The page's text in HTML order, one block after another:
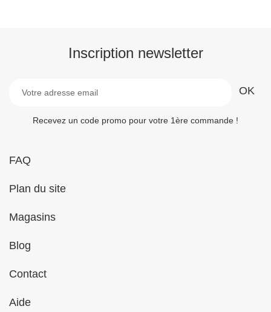
Inscription newsletter
Recevez un code promo pour votre 1ère commande !
FAQ
Plan du site
Magasins
Blog
Contact
Aide